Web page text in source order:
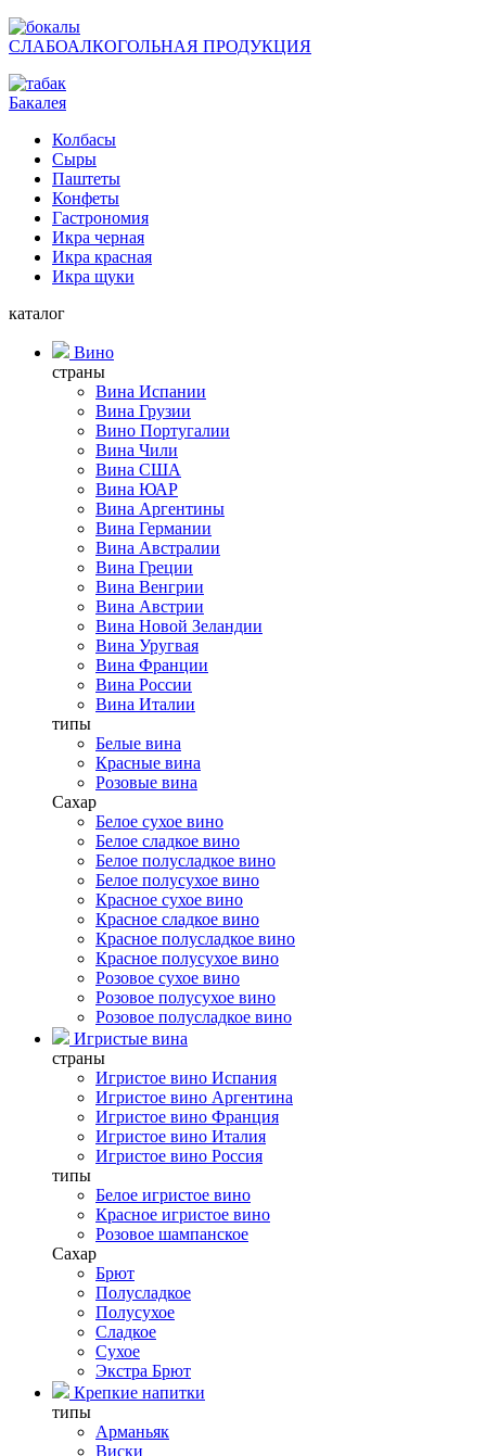
СЛАБОАЛКОГОЛЬНАЯ ПРОДУКЦИЯ
Бакалея
Колбасы
Сыры
Паштеты
Конфеты
Гастрономия
Икра черная
Икра красная
Икра щуки
каталог
Вино
страны
Вина Испании
Вина Грузии
Вино Португалии
Вина Чили
Вина США
Вина ЮАР
Вина Аргентины
Вина Германии
Вина Австралии
Вина Греции
Вина Венгрии
Вина Австрии
Вина Новой Зеландии
Вина Уругвая
Вина Франции
Вина России
Вина Италии
типы
Белые вина
Красные вина
Розовые вина
Сахар
Белое сухое вино
Белое сладкое вино
Белое полусладкое вино
Белое полусухое вино
Красное сухое вино
Красное сладкое вино
Красное полусладкое вино
Красное полусухое вино
Розовое сухое вино
Розовое полусухое вино
Розовое полусладкое вино
Игристые вина
страны
Игристое вино Испания
Игристое вино Аргентина
Игристое вино Франция
Игристое вино Италия
Игристое вино Россия
типы
Белое игристое вино
Красное игристое вино
Розовое шампанское
Сахар
Брют
Полусладкое
Полусухое
Сладкое
Сухое
Экстра Брют
Крепкие напитки
типы
Арманьяк
Виски